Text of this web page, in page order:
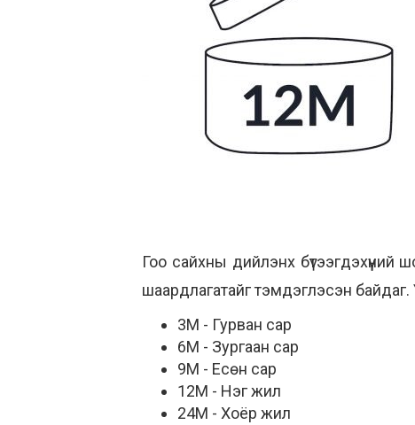
Гоо сайхны дийлэнх
шаардлагатайг тэмдэглэсэн байдаг.
3M - Гурван сар
6М - Зургаан сар
9М - Есөн сар
12М - Нэг жил
24М - Хоёр жил